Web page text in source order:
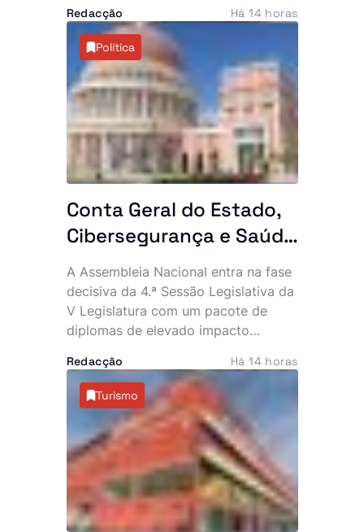
detenção de 10 suspeitos, entre os
quais dois cidadãos chineses. A
acção permitiu ainda apreender
maquinaria pesada e vários
equipamentos utilizados na
actividade clandestina.
Redacção Há 14 horas
Política
Conta Geral do Estado,
Cibersegurança e Saúde
na agenda das últimas
plenárias
A Assembleia Nacional entra na fase
decisiva da 4.ª Sessão Legislativa da
V Legislatura com um pacote de
diplomas de elevado impacto
12 e 14 de Agosto, os deputados vão
apreciar a Conta Geral do Estado de
2024, votar leis estruturantes e
decidir matérias ligadas à
organização eleitoral e à cooperação
internacional.
Redacção Há 14 horas
Turismo